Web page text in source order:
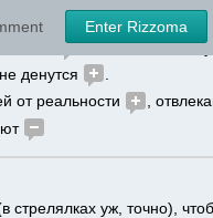
Enter Rizzoma
будет
?
, ее никак не
денутся
от реальности ,
стрелялках уж, точно),